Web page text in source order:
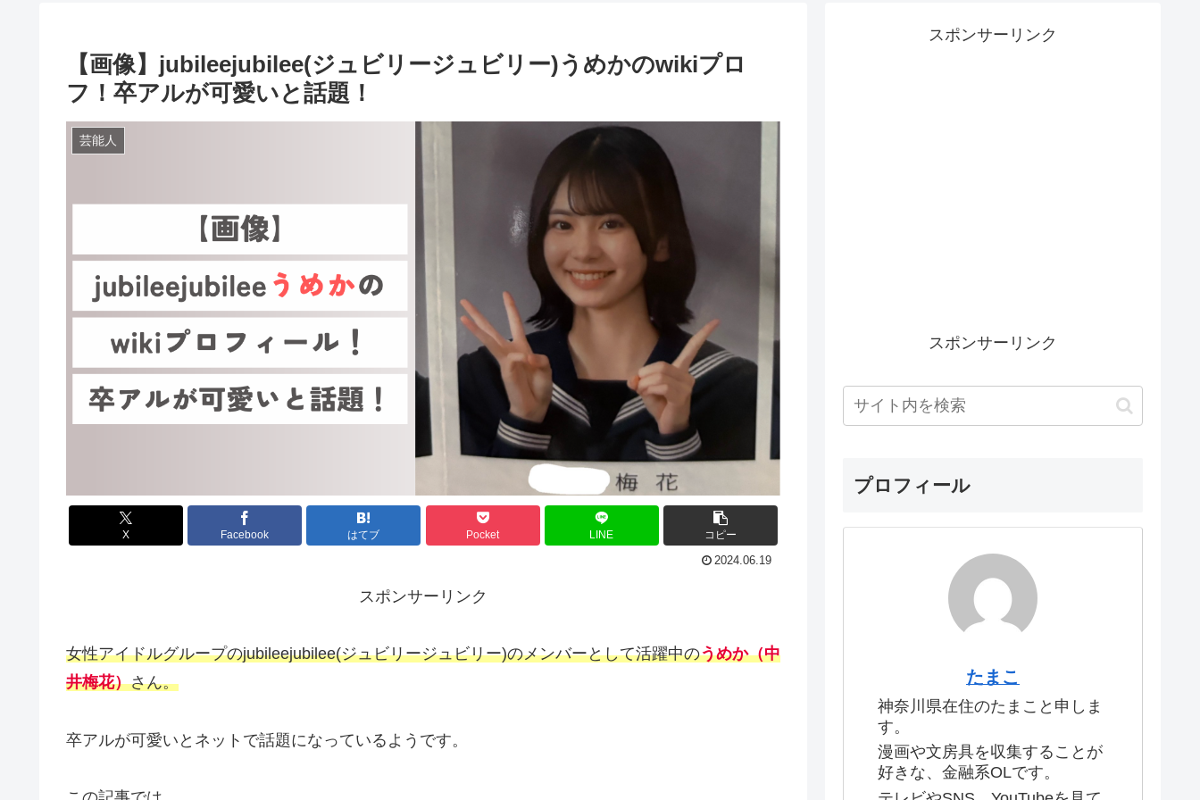
【画像】jubileejubilee(ジュビリージュビリー)うめかのwikiプロ
フ！卒アルが可愛いと話題！
芸能人
X Facebook はてブ Pocket LINE コピー
2024.06.19
スポンサーリンク
女性アイドルグループのjubileejubilee(ジュビリージュビリー)のメンバーとして活躍中のうめか（中
井梅花）さん。
卒アルが可愛いとネットで話題になっているようです。
スポンサーリンク
スポンサーリンク
プロフィール
たまこ
神奈川県在住のたまこと申しま
す。
漫画や文房具を収集することが
好きな、金融系OLです。